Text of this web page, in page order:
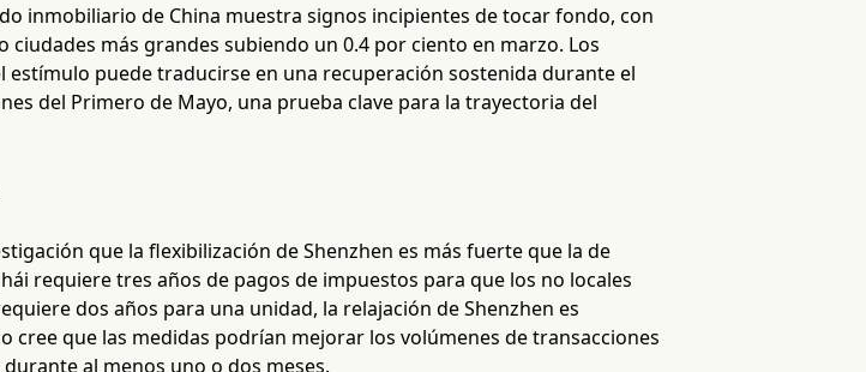
inmobiliario de China muestra signos incipientes de tocar fondo, con
ciudades más grandes subiendo un 0.4 por ciento en marzo. Los
estímulo puede traducirse en una recuperación sostenida durante el
del Primero de Mayo, una prueba clave para la trayectoria del
que la flexibilización de Shenzhen es más fuerte que la de
requiere tres años de pagos de impuestos para que los no locales
dos años para una unidad, la relajación de Shenzhen es
cree que las medidas podrían mejorar los volúmenes de transacciones
al menos uno o dos meses.